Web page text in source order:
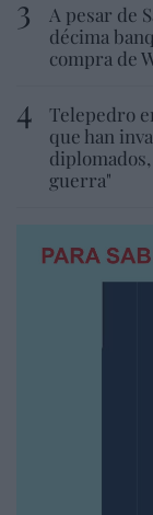
A pesar de
décima
compra de
Telepedro
que han
guerra"